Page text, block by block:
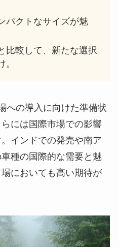
パクトなサイズが魅
比較して、新たな選択
への導入に向けた準備状
には国際市場での影響
インドでの発売や南ア
種の国際的な需要と魅
においても高い期待が